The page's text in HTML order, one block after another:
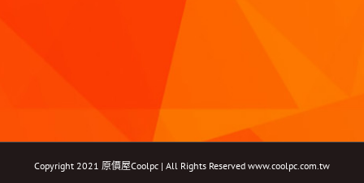
Copyright 2021 原價屋Coolpc | All Rights Reserved www.coolpc.com.tw